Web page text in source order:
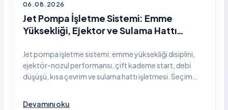
06.08.2026
Jet Pompa İşletme Sistemi: Emme
Yüksekliği, Ejektor ve Sulama Hattı
Jet pompa işletme sistemi: emme yüksekliği disiplini,
ejektör-nozul performansı, çift kademe start, debi
düşüşü, kısa çevrim ve sulama hattı işletmesi. Seçim
Devamını oku